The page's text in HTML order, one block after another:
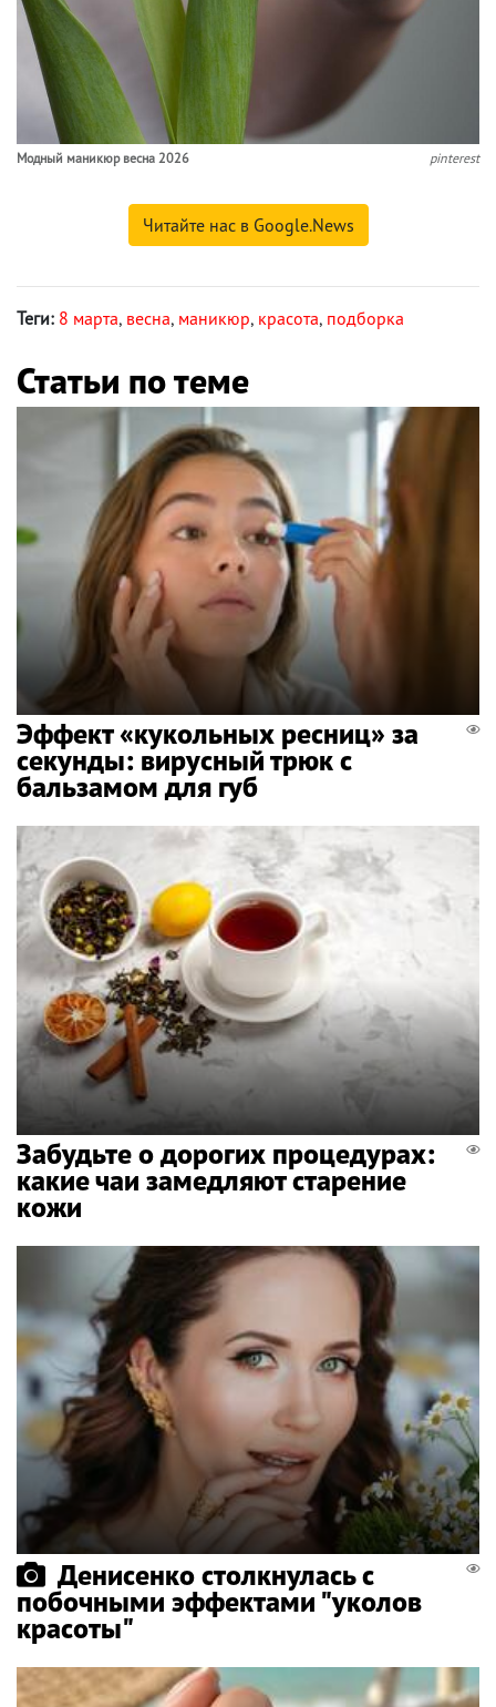
Модный маникюр весна 2026 pinterest
Читайте нас в Google.News
Теги: 8 марта, весна, маникюр, красота, подборка
Статьи по теме
Эффект «кукольных ресниц» за
секунды: вирусный трюк с
бальзамом для губ
Забудьте о дорогих процедурах:
какие чаи замедляют старение
кожи
Денисенко столкнулась с
побочными эффектами "уколов
красоты"